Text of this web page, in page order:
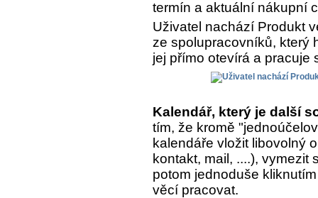
termín a aktuální nákupní
Uživatel nachází Produkt
ze spolupracovníků, který
jej přímo otevírá a pracuje
Kalendář, který je další
tím, že kromě
kalendáře vložit libovolný
kontakt, mail, ....), vymezit
potom jednoduše
věcí pracovat.